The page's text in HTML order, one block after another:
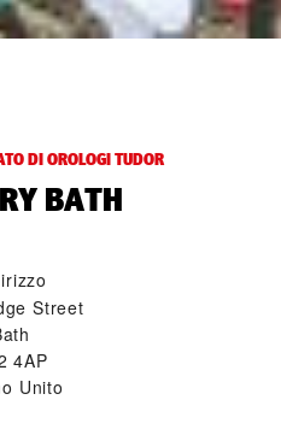
DI OROLOGI TUDOR
BATH‬
Street
4AP
Unito